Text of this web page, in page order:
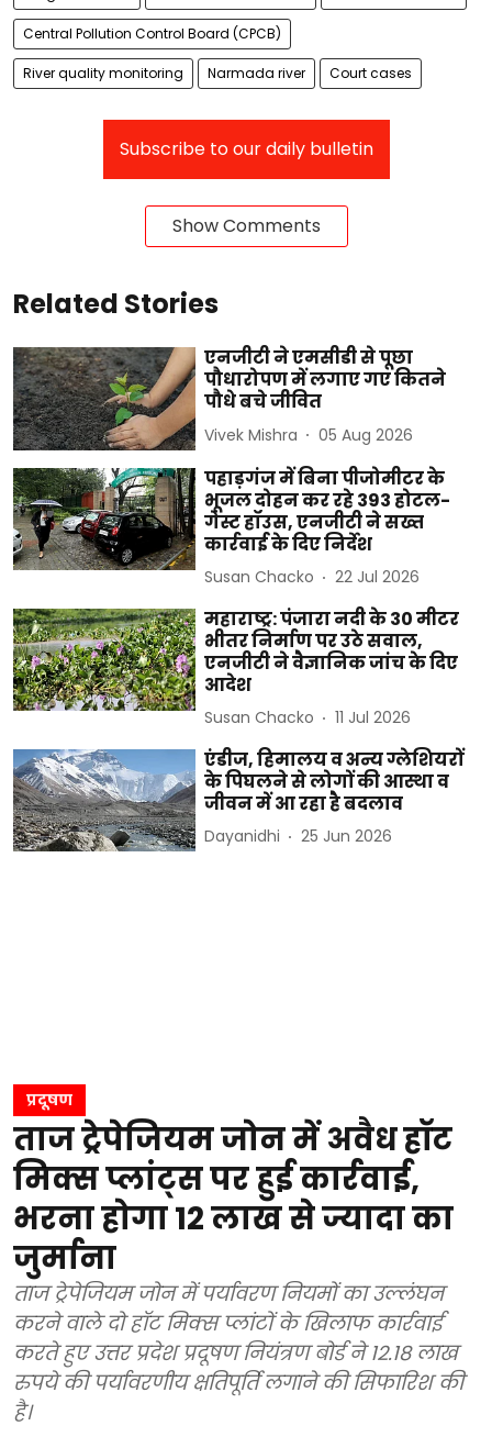
Central Pollution Control Board (CPCB)
River quality monitoring Narmada river Court cases
Subscribe to our daily bulletin
Show Comments
Related Stories
एनजीटी ने एमसीडी से पूछा
पौधारोपण में लगाए गए कितने
पौधे बचे जीवित
Vivek Mishra 05 Aug 2026
पहाड़गंज में बिना पीजोमीटर के
भूजल दोहन कर रहे 393 होटल-
गेस्ट हॉउस, एनजीटी ने सख्त
कार्रवाई के दिए निर्देश
Susan Chacko 22 Jul 2026
महाराष्ट्र: पंजारा नदी के 30 मीटर
भीतर निर्माण पर उठे सवाल,
एनजीटी ने वैज्ञानिक जांच के दिए
आदेश
Susan Chacko 11 Jul 2026
एंडीज, हिमालय व अन्य ग्लेशियरों
के पिघलने से लोगों की आस्था व
जीवन में आ रहा है बदलाव
Dayanidhi 25 Jun 2026
प्रदूषण
ताज ट्रेपेजियम जोन में अवैध हॉट
मिक्स प्लांट्स पर हुई कार्रवाई,
भरना होगा 12 लाख से ज्यादा का
जुर्माना
ताज ट्रेपेजियम जोन में पर्यावरण नियमों का उल्लंघन
करने वाले दो हॉट मिक्स प्लांटों के खिलाफ कार्रवाई
करते हुए उत्तर प्रदेश प्रदूषण नियंत्रण बोर्ड ने 12.18 लाख
रुपये की पर्यावरणीय क्षतिपूर्ति लगाने की सिफारिश की
है।